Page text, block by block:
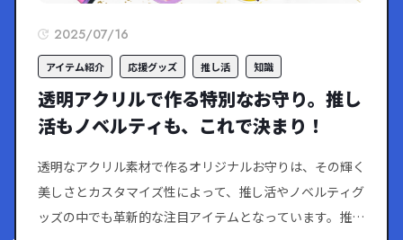
オリジナルアクリルスマホグリップ以外に
も、オリジナルで制作できるスマホホルダー
はありますか？
ケイオーでは、推しの写真や人気キャラクタ
ーのトレーディングカードなどを収納できる
チェキホルダーや、推し活に欠かせないアク
2025/07/16
アイテム紹介 応援グッズ 推し活 知識
透明アクリルで作る特別なお守り。推し
活もノベルティも、これで決まり！
透明なアクリル素材で作るオリジナルお守りは、その輝く
美しさとカスタマイズ性によって、推し活やノベルティグ
ッズの中でも革新的な注目アイテムとなっています。推し